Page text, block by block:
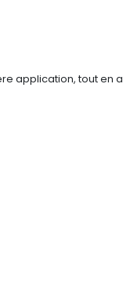
application, tout en